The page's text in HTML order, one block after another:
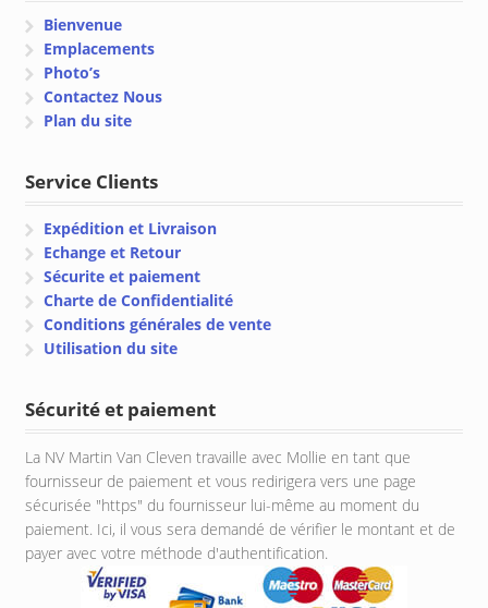
Bienvenue
Emplacements
Photo’s
Contactez Nous
Plan du site
Service Clients
Expédition et Livraison
Echange et Retour
Sécurite et paiement
Charte de Confidentialité
Conditions générales de vente
Utilisation du site
Sécurité et paiement
La NV Martin Van Cleven travaille avec Mollie en tant que
fournisseur de paiement et vous redirigera vers une page
sécurisée "https" du fournisseur lui-même au moment du
paiement. Ici, il vous sera demandé de vérifier le montant et de
payer avec votre méthode d'authentification.